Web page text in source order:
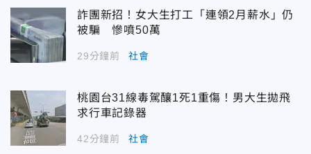
詐團新招！女大生打工「連領2月薪水」仍
被騙 慘噴50萬
29分鐘前 社會
桃園台31線毒駕釀1死1重傷！男大生拋飛
求行車記錄器
42分鐘前 社會